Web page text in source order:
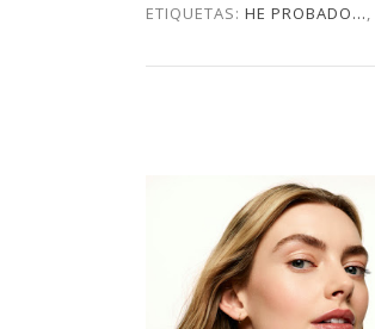
ETIQUETAS: HE PROBADO...